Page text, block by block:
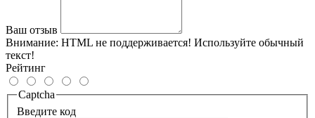
Ваш отзыв
Внимание: HTML не поддерживается! Используйте обычный
текст!
Рейтинг
Captcha
Введите код